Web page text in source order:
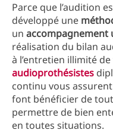
Parce que l’audition
développé une
un accompagnement
réalisation du bilan
à l’entretien illimité
audioprothésistes
continu vous
font bénéficier de
permettre de bien
en toutes situations.